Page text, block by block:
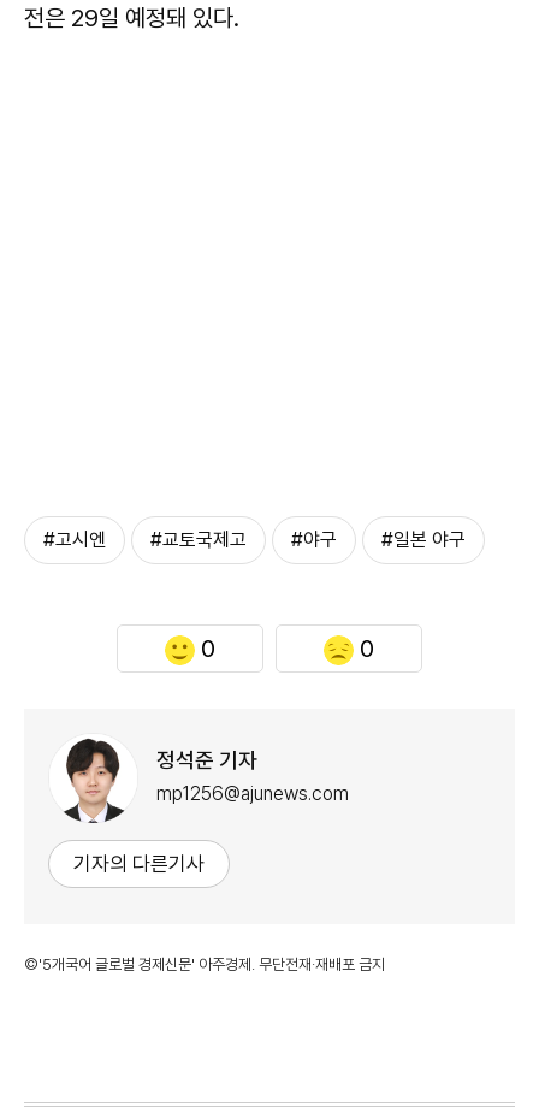
전은 29일 예정돼 있다.
#고시엔 #교토국제고 #야구 #일본 야구
0 0
정석준 기자
mp1256@ajunews.com
기자의 다른기사
©'5개국어 글로벌 경제신문' 아주경제. 무단전재·재배포 금지